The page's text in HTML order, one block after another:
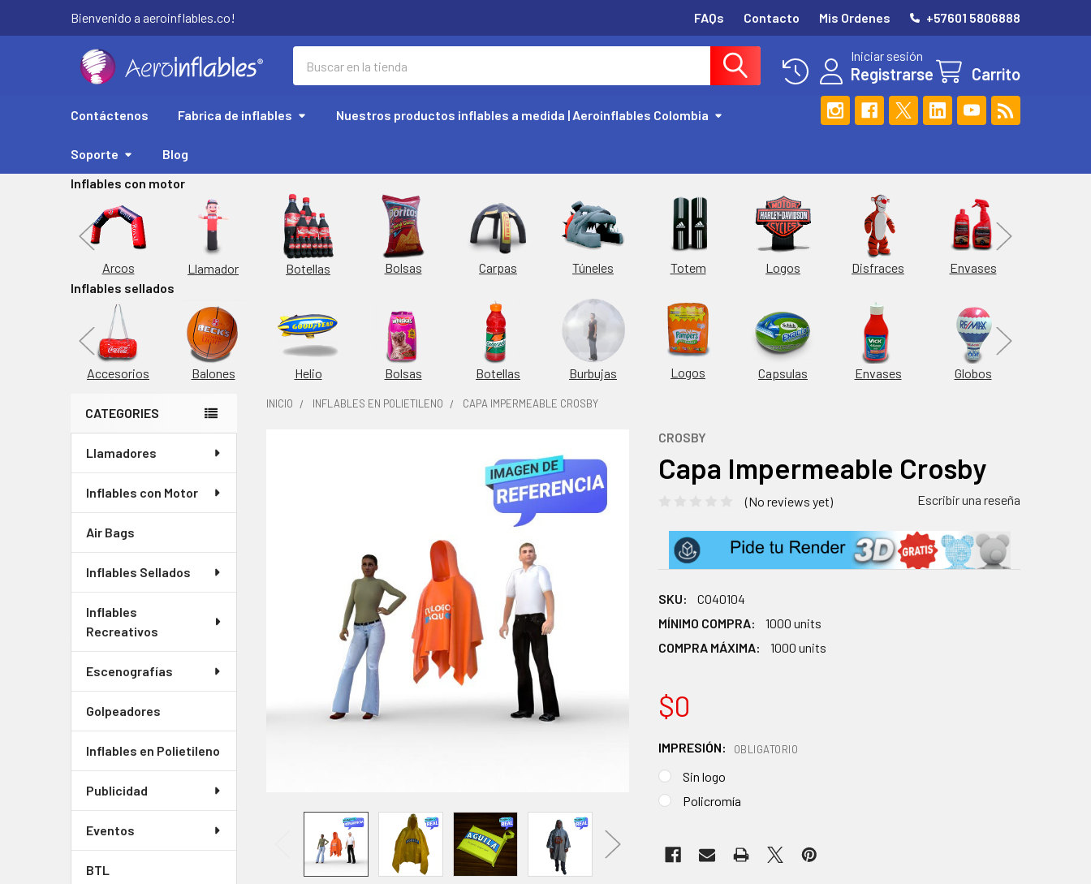
Bienvenido a aeroinflables.co! FAQs Contacto Mis Ordenes +57601 5806888
Iniciar sesión
Registrarse Carrito
Contáctenos Fabrica de inflables Nuestros productos inflables a medida | Aeroinflables Colombia
Soporte
Blog
Inflables con motor
Arcos Llamador Botellas Bolsas Carpas Túneles Totem Logos Disfraces Envases
Inflables sellados
Accesorios Balones Helio Bolsas Botellas Burbujas Logos Capsulas Envases Globos
Barra
lateral
CATEGORIES
Llamadores
Inflables con Motor
Air Bags
Inflables Sellados
Inflables
Recreativos
Escenografías
Golpeadores
Inflables en Polietileno
Publicidad
Eventos
BTL
INICIO INFLABLES EN POLIETILENO CAPA IMPERMEABLE CROSBY
CROSBY
Capa Impermeable Crosby
(No reviews yet) Escribir una reseña
SKU:
CO40104
MÍNIMO COMPRA:
1000 units
COMPRA MÁXIMA:
1000 units
$0
IMPRESIÓN: OBLIGATORIO
Sin logo
Policromía
ACTUALES:
SELECCIONADOS
AL CARRITO